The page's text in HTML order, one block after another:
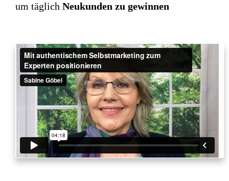
um täglich Neukunden zu gewinnen